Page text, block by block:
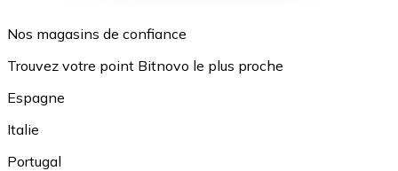
Nos magasins de confiance
Trouvez votre point Bitnovo le plus proche
Espagne
Italie
Portugal